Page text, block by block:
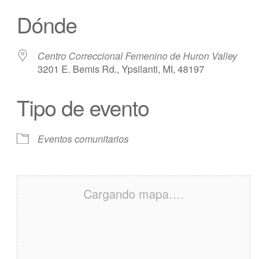
Dónde
Centro Correccional Femenino de Huron Valley
3201 E. Bemis Rd., Ypsilanti, MI, 48197
Tipo de evento
Eventos comunitarios
Cargando mapa….